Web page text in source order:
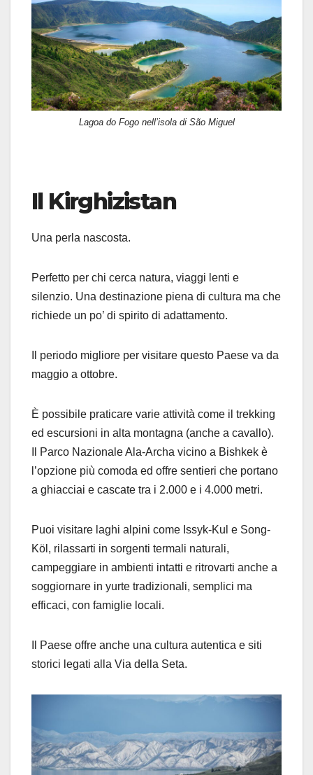
Lagoa do Fogo nell’isola di São Miguel
Il Kirghizistan
Una perla nascosta.
Perfetto per chi cerca natura, viaggi lenti e
silenzio. Una destinazione piena di cultura ma che
richiede un po’ di spirito di adattamento.
Il periodo migliore per visitare questo Paese va da
maggio a ottobre.
È possibile praticare varie attività come il trekking
ed escursioni in alta montagna (anche a cavallo).
Il Parco Nazionale Ala-Archa vicino a Bishkek è
l’opzione più comoda ed offre sentieri che portano
a ghiacciai e cascate tra i 2.000 e i 4.000 metri.
Puoi visitare laghi alpini come Issyk-Kul e Song-
Köl, rilassarti in sorgenti termali naturali,
campeggiare in ambienti intatti e ritrovarti anche a
soggiornare in yurte tradizionali, semplici ma
efficaci, con famiglie locali.
Il Paese offre anche una cultura autentica e siti
storici legati alla Via della Seta.